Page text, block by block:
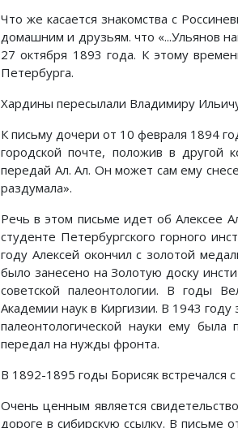
Что же касается знакомства с
домашним и друзьям. что «...Ульянов
27 октября 1893 года. К этому
Петербурга.
Хардины пересылали Владимиру
К письму дочери от 10 февраля 1894
городской почте, положив в другой
передай Ал. Ал. Он может сам ему
раздумала».
Речь в этом письме идет об Алексее
студенте Петербургского горного
году Алексей окончил с золотой
было занесено на Золотую доску
советской палеонтологии. В годы
Академии наук в Киргизии. В 1943
палеонтологической науки ему
передал на нужды фронта.
В 1892-1895 годы Борисяк
Очень ценным является
дороге в сибирскую ссылку. В письме